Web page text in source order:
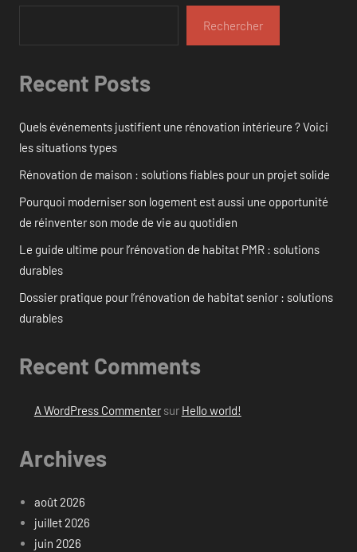
Rechercher
Recent Posts
Quels événements justifient une rénovation intérieure ? Voici
les situations types
Rénovation de maison : solutions fiables pour un projet solide
Pourquoi moderniser son logement est aussi une opportunité
de réinventer son mode de vie au quotidien
Le guide ultime pour l’rénovation de habitat PMR : solutions
durables
Dossier pratique pour l’rénovation de habitat senior : solutions
durables
Recent Comments
A WordPress Commentersur Hello world!
Archives
août 2026
juillet 2026
juin 2026